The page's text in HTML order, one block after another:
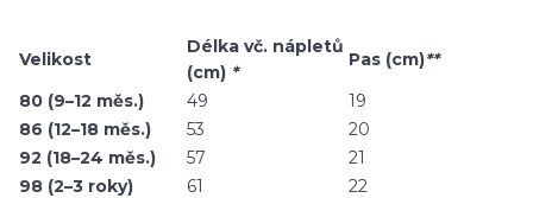
Velikost
Délka vč. nápletů
(cm) *
Pas (cm)**
80 (9–12 měs.)
49
19
86 (12–18 měs.)
53
20
92 (18–24 měs.)
57
21
98 (2–3 roky)
61
22